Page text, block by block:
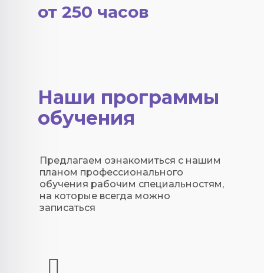
от 250 часов
Наши программы
обучения
Предлагаем ознакомиться с нашим
планом профессионального
обучения рабочим специальностям,
на которые всегда можно
записаться